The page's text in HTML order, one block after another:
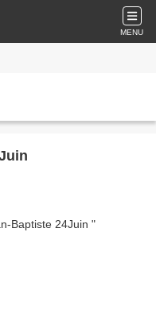
MENU